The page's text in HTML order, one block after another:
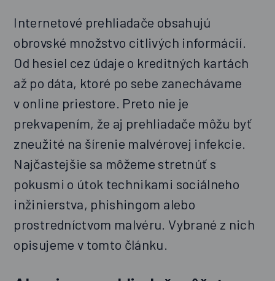
Internetové prehliadače obsahujú
obrovské množstvo citlivých informácií.
Od hesiel cez údaje o kreditných kartách
až po dáta, ktoré po sebe zanechávame
v online priestore. Preto nie je
prekvapením, že aj prehliadače môžu byť
zneužité na šírenie malvérovej infekcie.
Najčastejšie sa môžeme stretnúť s
pokusmi o útok technikami sociálneho
inžinierstva, phishingom alebo
prostredníctvom malvéru. Vybrané z nich
opisujeme v tomto článku.